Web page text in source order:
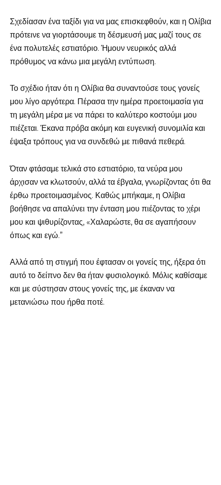
Σχεδίασαν ένα ταξίδι για να μας επισκεφθούν, και η Ολίβια
πρότεινε να γιορτάσουμε τη δέσμευσή μας μαζί τους σε
ένα πολυτελές εστιατόριο. Ήμουν νευρικός αλλά
πρόθυμος να κάνω μια μεγάλη εντύπωση.
Το σχέδιο ήταν ότι η Ολίβια θα συναντούσε τους γονείς
μου λίγο αργότερα. Πέρασα την ημέρα προετοιμασία για
τη μεγάλη μέρα με να πάρει το καλύτερο κοστούμι μου
πιέζεται. Έκανα πρόβα ακόμη και ευγενική συνομιλία και
έψαξα τρόπους για να συνδεθώ με πιθανά πεθερά.
Όταν φτάσαμε τελικά στο εστιατόριο, τα νεύρα μου
άρχισαν να κλωτσούν, αλλά τα έβγαλα, γνωρίζοντας ότι θα
έρθω προετοιμασμένος. Καθώς μπήκαμε, η Ολίβια
βοήθησε να απαλύνει την ένταση μου πιέζοντας το χέρι
μου και ψιθυρίζοντας, «Χαλαρώστε, θα σε αγαπήσουν
όπως και εγώ.”
Αλλά από τη στιγμή που έφτασαν οι γονείς της, ήξερα ότι
αυτό το δείπνο δεν θα ήταν φυσιολογικό. Μόλις καθίσαμε
και με σύστησαν στους γονείς της, με έκαναν να
μετανιώσω που ήρθα ποτέ.